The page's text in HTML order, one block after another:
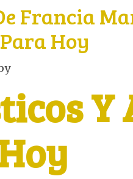
Francia
Hoy
Y